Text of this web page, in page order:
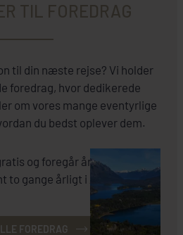
TIL FOREDRAG
til din næste rejse? Vi holder
foredrag, hvor dedikerede
om vores mange eventyrlige
du bedst oplever dem.
og foregår året rundt i
to gange årligt i Aarhus.
FOREDRAG